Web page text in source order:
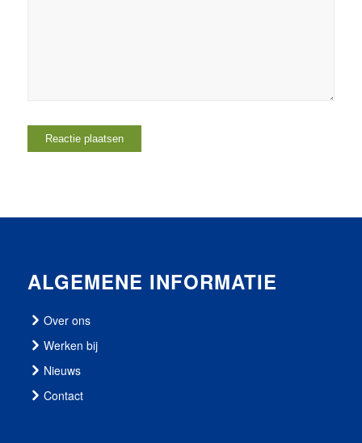
ALGEMENE INFORMATIE
Over ons
Werken bij
Nieuws
Contact